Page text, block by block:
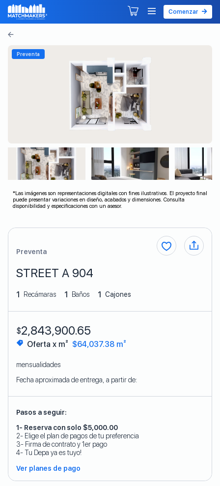
Comenzar
*Las imágenes son representaciones digitales con fines ilustrativos. El proyecto final
puede presentar variaciones en diseño, acabados y dimensiones. Consulta
disponibilidad y especificaciones con un asesor.
Preventa
Preventa
STREET A 904
1 Recámaras 1 Baños 1 Cajones
$2,843,900.65
Oferta x m² $64,037.38 m²
mensualidades
Fecha aproximada de entrega, a partir de:
Pasos a seguir:
1- Reserva con solo $5,000.00
2- Elige el plan de pagos de tu preferencia
3- Firma de contrato y 1er pago
4- Tu Depa ya es tuyo!
Ver planes de pago